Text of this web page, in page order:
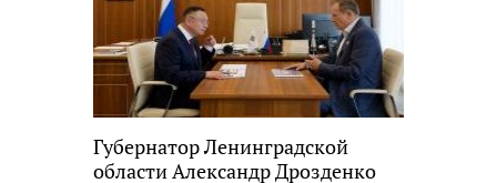
Губернатор Ленинградской
области Александр Дрозденко